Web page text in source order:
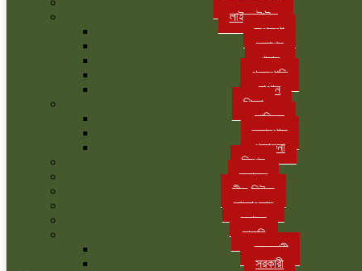
লাইফস্টাইল
রূপকথা
ফ্যাশন
খাবার
গৃহস্থালি
বাগান
শিক্ষা
সাহিত্য
ক্যাম্পাস
পড়াশুনা
বিশেষ
মতামত
লীড নিউজ
সাক্ষাৎকার
স্বাস্থ্য
চাকরি
বেসরকারী
সরকারী